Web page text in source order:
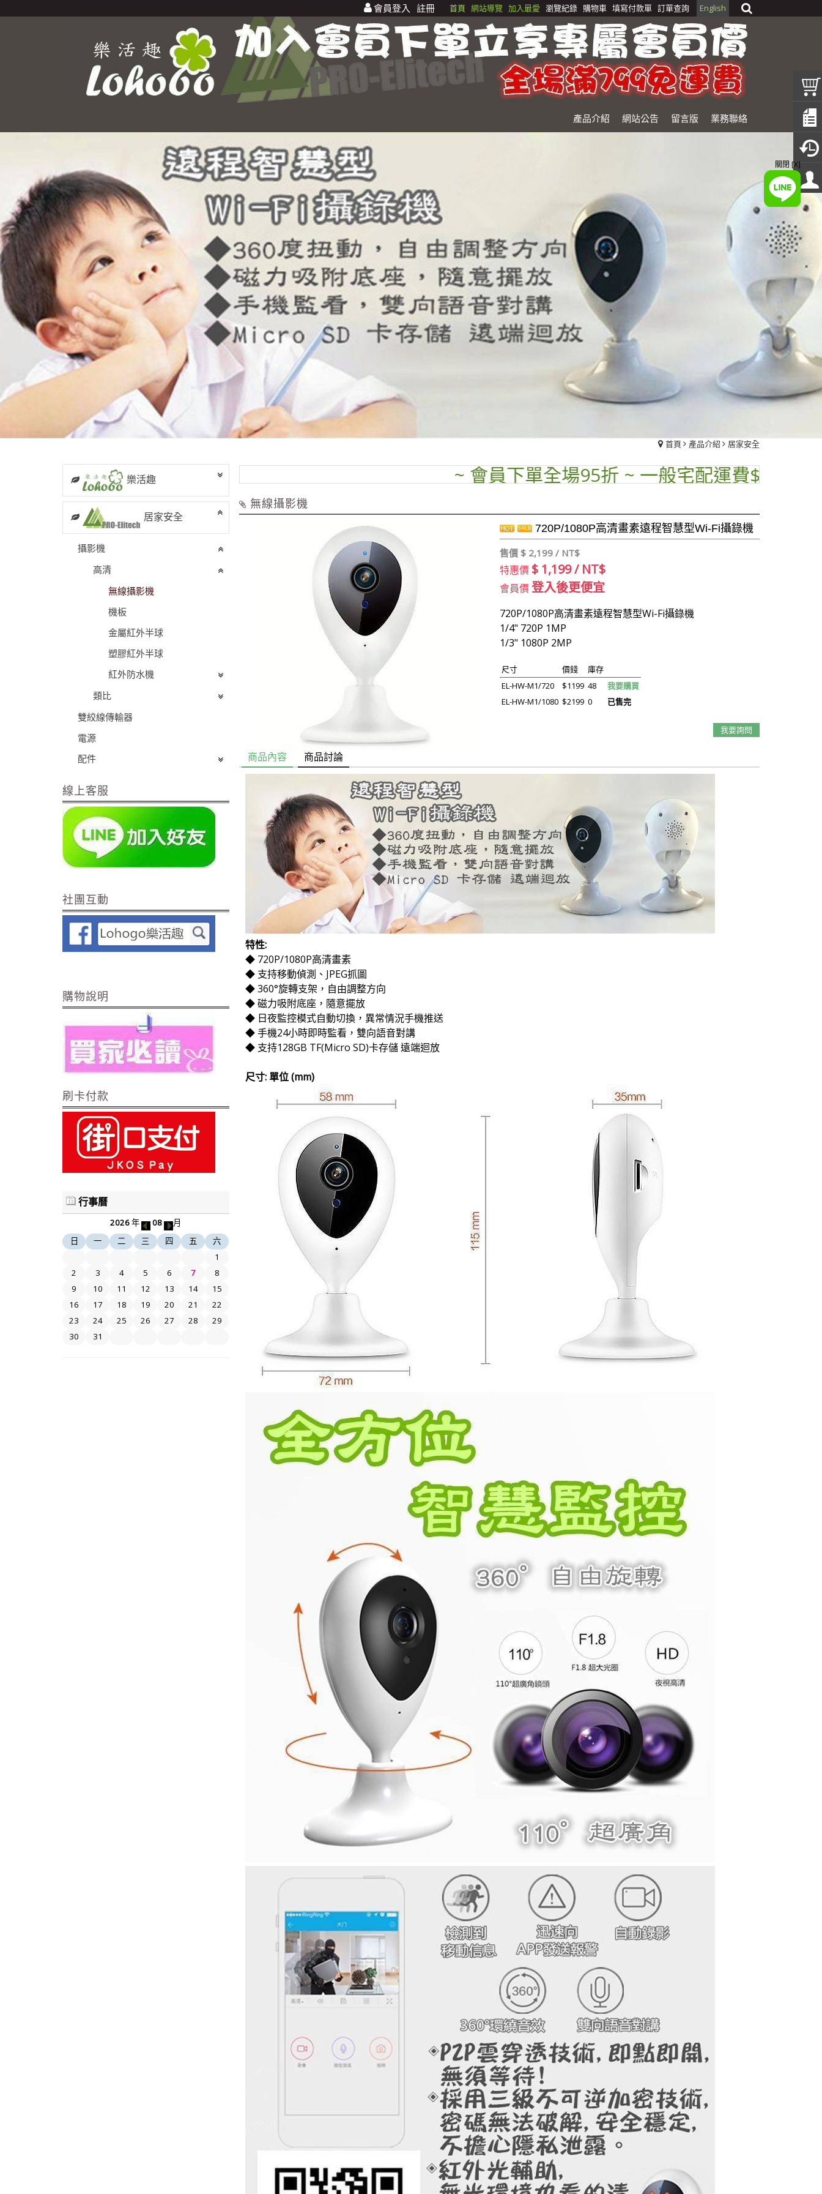
首頁 網站導覽 加入最愛 English
瀏覽紀錄 購物車 填寫付款單 訂單查詢
會員登入 註冊
產品介紹 網站公告 留言版 業務聯絡
首頁 產品介紹 居家安全
樂活趣
居家安全
攝影機
高清
無線攝影機
機板
金屬紅外半球
塑膠紅外半球
紅外防水機
類比
雙絞線傳輸器
電源
配件
線上客服
社團互動
購物說明
刷卡付款
行事曆
2026年 08
月
日
一 二 三 四 五
六
1
2
3 4 5 6 7
8
9
10 11 12 13 14
15
16
17 18 19 20 21
22
23
24 25 26 27 28
29
30
31
~ 會員下單全場95折 ~ 一般宅配運費$70 ~ 品名標
無線攝影機
720P/1080P高清畫素遠程智慧型Wi-Fi攝錄機
售價 $2,199 / NT$
特惠價 $ 1,199 / NT$
會員價登入後更便宜
720P/1080P高清畫素遠程智慧型Wi-Fi攝錄機
1/4" 720P 1MP
1/3" 1080P 2MP
尺寸 價錢
庫存
EL-HW-M1/720
$1199 48
我要購買
EL-HW-M1/1080 $2199 0 已售完
我要詢問
商品內容 商品討論
特性:
◆ 720P/1080P高清畫素
◆ 支持移動偵測、JPEG抓圖
◆ 360°旋轉支架，自由調整方向
◆ 磁力吸附底座，隨意擺放
◆ 日夜監控模式自動切換，異常情況手機推送
◆ 手機24小時即時監看，雙向語音對講
◆ 支持128GB TF(Micro SD)卡存儲 遠端迴放
尺寸: 單位 (mm)
關閉 [X]